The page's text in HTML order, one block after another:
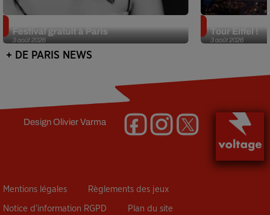
3 août 2026
Festival gratuit à Paris
3 août 2026
Tour Eiffel !
+ DE PARIS NEWS
DesignOlivier Varma
Mentions légales Règlements des jeux
Notice d’information RGPD Plan du site